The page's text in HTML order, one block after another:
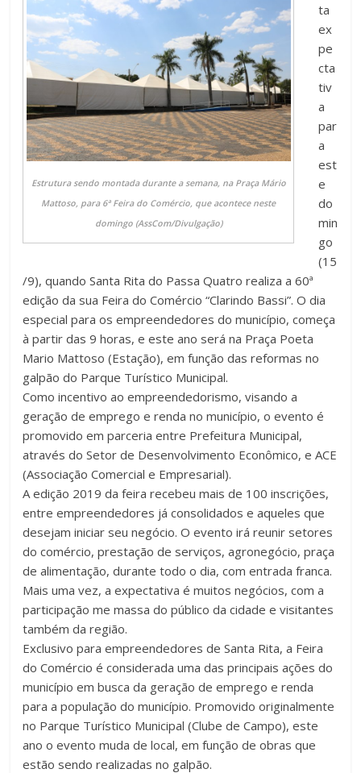
Estrutura sendo montada durante a semana, na Praça Mário
Mattoso, para 6ª Feira do Comércio, que acontece neste
domingo (AssCom/Divulgação)
ta
ex
pe
cta
tiv
a
par
a
est
e
do
min
go
(15
/9), quando Santa Rita do Passa Quatro realiza a 60ª
edição da sua Feira do Comércio “Clarindo Bassi”. O dia
especial para os empreendedores do município, começa
à partir das 9 horas, e este ano será na Praça Poeta
Mario Mattoso (Estação), em função das reformas no
galpão do Parque Turístico Municipal.
Como incentivo ao empreendedorismo, visando a
geração de emprego e renda no município, o evento é
promovido em parceria entre Prefeitura Municipal,
através do Setor de Desenvolvimento Econômico, e ACE
(Associação Comercial e Empresarial).
A edição 2019 da feira recebeu mais de 100 inscrições,
entre empreendedores já consolidados e aqueles que
desejam iniciar seu negócio. O evento irá reunir setores
do comércio, prestação de serviços, agronegócio, praça
de alimentação, durante todo o dia, com entrada franca.
Mais uma vez, a expectativa é muitos negócios, com a
participação me massa do público da cidade e visitantes
também da região.
Exclusivo para empreendedores de Santa Rita, a Feira
do Comércio é considerada uma das principais ações do
município em busca da geração de emprego e renda
para a população do município. Promovido originalmente
no Parque Turístico Municipal (Clube de Campo), este
ano o evento muda de local, em função de obras que
estão sendo realizadas no galpão.